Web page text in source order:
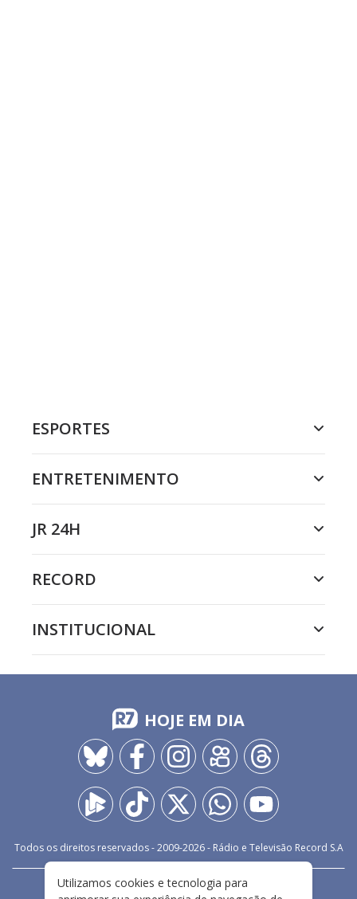
ESPORTES
ENTRETENIMENTO
JR 24H
RECORD
INSTITUCIONAL
HOJE EM DIA
Todos os direitos reservados - 2009-2026- Rádio e Televisão Record S.A
FALE CONOSCO PRIVACIDADE
Utilizamos cookies e tecnologia para